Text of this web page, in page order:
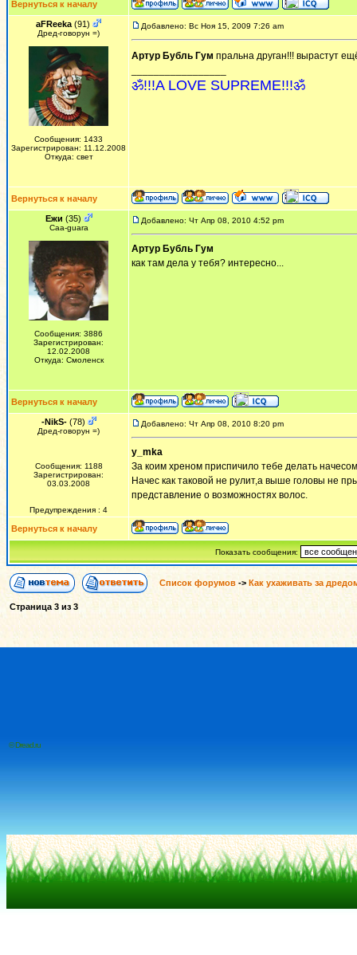
Вернуться к началу
aFReeka (91)
Дред-говорун =)
Сообщения: 1433
Зарегистрирован: 11.12.2008
Откуда: свет
Добавлено: Вс Ноя 15, 2009 7:26 am
Артур Бубль Гум пральна друган!!! вырастут
ॐ!!!A LOVE SUPREME!!!ॐ
Вернуться к началу
Ежи (35)
Сaa-guara
Сообщения: 3886
Зарегистрирован:
12.02.2008
Откуда: Смоленск
Добавлено: Чт Апр 08, 2010 4:52 pm
Артур Бубль Гум
как там дела у тебя? интересно...
Вернуться к началу
-NikS-(78)
Дред-говорун =)
Сообщения: 1188
Зарегистрирован:
03.03.2008
Предупреждения : 4
Добавлено: Чт Апр 08, 2010 8:20 pm
y_mka
За коим хреном приспичило тебе делать
Начес как таковой не рулит,а выше головы не
представление о возможностях волос.
Вернуться к началу
Показать сообщения:
Список форумов -> Как ухаживать за
Страница 3 из 3
© Dread.ru